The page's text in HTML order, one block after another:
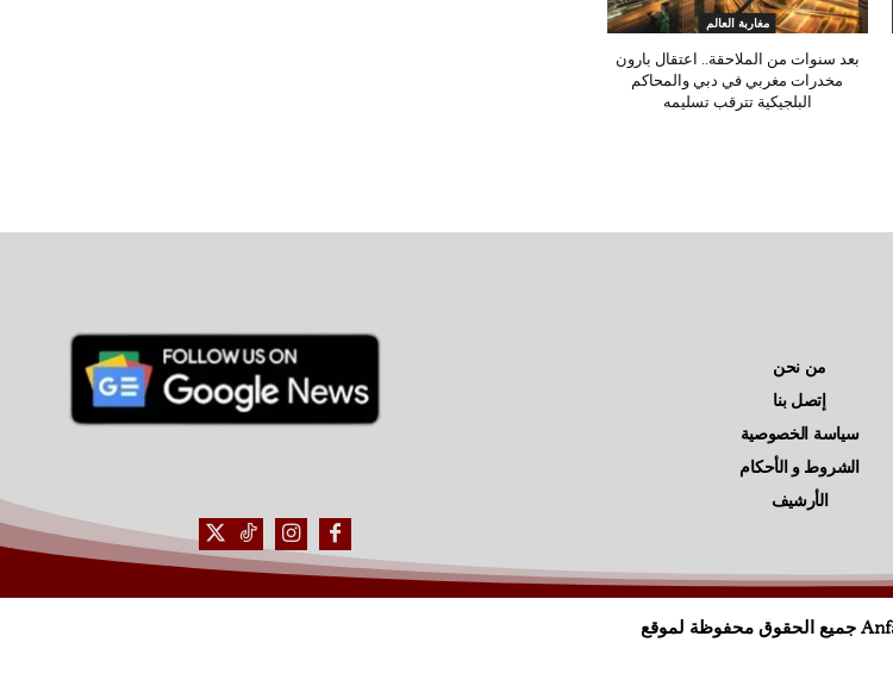
مغاربة العالم
بعد سنوات من الملاحقة.. اعتقال بارون
مخدرات مغربي في دبي والمحاكم
البلجيكية تترقب تسليمه
من نحن
إتصل بنا
سياسة الخصوصية
الشروط و الأحكام
الأرشيف